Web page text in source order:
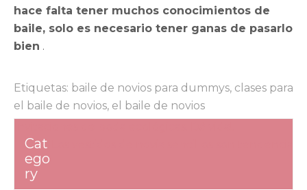
hace falta tener muchos conocimientos de
baile, solo es necesario tener ganas de pasarlo
bien .
Etiquetas: baile de novios para dummys, clases para
el baile de novios, el baile de novios
de
entradas
Cat
ego
ry